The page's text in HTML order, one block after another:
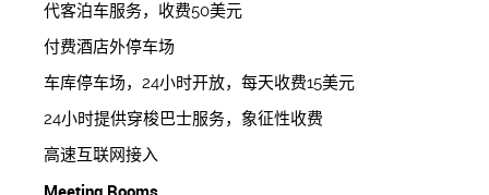
代客泊车服务，收费50美元
付费酒店外停车场
车库停车场，24小时开放，每天收费15美元
24小时提供穿梭巴士服务，象征性收费
高速互联网接入
Meeting Rooms